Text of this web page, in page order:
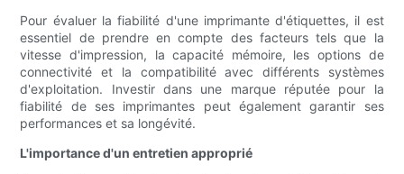
Pour évaluer la fiabilité d'une imprimante d'étiquettes, il est
essentiel de prendre en compte des facteurs tels que la
vitesse d'impression, la capacité mémoire, les options de
connectivité et la compatibilité avec différents systèmes
d'exploitation. Investir dans une marque réputée pour la
fiabilité de ses imprimantes peut également garantir ses
performances et sa longévité.
L'importance d'un entretien approprié